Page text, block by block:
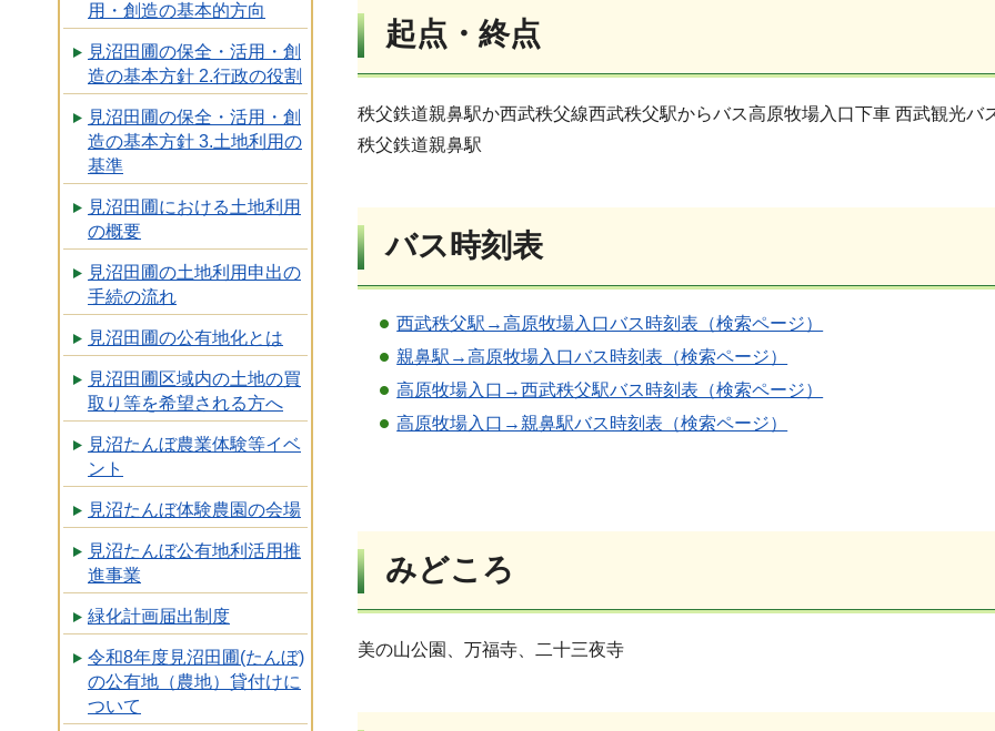
用・創造の基本的方向
見沼田圃の保全・活用・創
造の基本方針 2.行政の役割
見沼田圃の保全・活用・創
造の基本方針 3.土地利用の
基準
見沼田圃における土地利用
の概要
見沼田圃の土地利用申出の
手続の流れ
見沼田圃の公有地化とは
見沼田圃区域内の土地の買
取り等を希望される方へ
見沼たんぼ農業体験等イベ
ント
見沼たんぼ体験農園の会場
見沼たんぼ公有地利活用推
進事業
緑化計画届出制度
令和8年度見沼田圃(たんぼ)
の公有地（農地）貸付けに
ついて
起点・終点
秩父鉄道親鼻駅か西武秩父線西武秩父駅からバス高原牧場入口下車 西武観光バ
秩父鉄道親鼻駅
バス時刻表
西武秩父駅→高原牧場入口バス時刻表（検索ページ）
親鼻駅→高原牧場入口バス時刻表（検索ページ）
高原牧場入口→西武秩父駅バス時刻表（検索ページ）
高原牧場入口→親鼻駅バス時刻表（検索ページ）
みどころ
美の山公園、万福寺、二十三夜寺